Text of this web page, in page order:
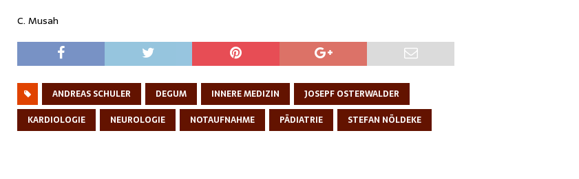
C. Musah
ANDREAS SCHULER DEGUM INNERE MEDIZIN
JOSEPF OSTERWALDER
KARDIOLOGIE
NEUROLOGIE NOTAUFNAHME PÄDIATRIE STEFAN NÖLDEKE